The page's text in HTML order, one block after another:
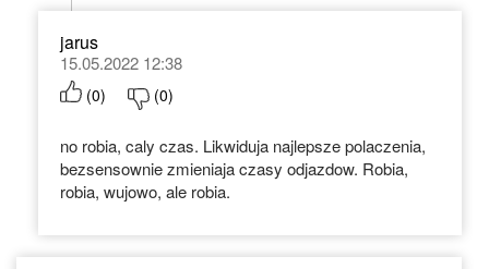
jarus
15.05.2022 12:38
(0) (0)
no robia, caly czas. Likwiduja najlepsze polaczenia,
bezsensownie zmieniaja czasy odjazdow. Robia,
robia, wujowo, ale robia.